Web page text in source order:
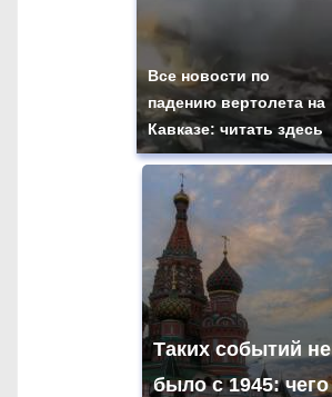
Все новости по
падению вертолета на
Кавказе: читать здесь
Таких событий не
было с 1945: чего